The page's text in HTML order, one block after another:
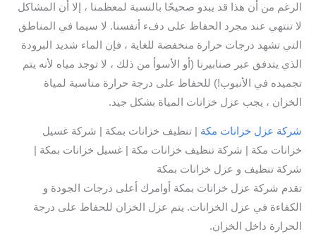
الرغم من أن هذا قد يبدو صحيحًا بالنسبة لمعظمنا ، إلا أن المشاكل
لا تنتهي عند مجرد الحفاظ على دفء أنفسنا. لا سيما في المناطق
التي تشهد درجات حرارة منخفضة للغاية ، فإن الماء شديد البرودة
الذي يتدفق عبر صنابيرنا (أو الأسوأ من ذلك ، لا توجد مياه لأنه يتم
تجميده في الأنبوب!) للحفاظ على درجة حرارة مناسبة لمياة
الخزان ، يجب عزل خزانات المياة بشكل جيد.
شركة عزل خزانات مكة | تنظيف خزانات بمكة | شركة غسيل
خزانات مكة | شركة تنظيف خزانات مكة | غسيل خزانات بمكة |
شركة تنظيف و عزل خزانات بمكة
تقدم شركة عزل خزانات بمكة أوامرك أعلى درجات الجودة و
الكفاءة في عزل الخزانات. يتم عزل الخزان للحفاظ على درجة
الحرارة داخل الخزان.